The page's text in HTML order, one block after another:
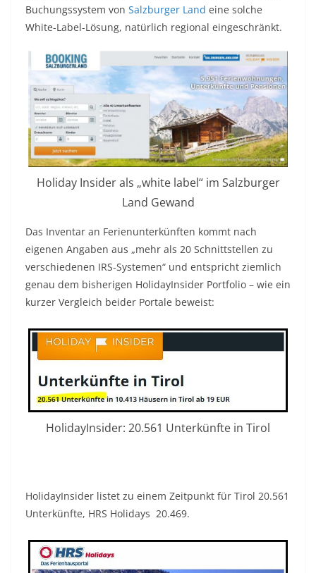
Buchungssystem von Salzburger Land eine solche
White-Label-Lösung, natürlich regional eingeschränkt.
Holiday Insider als „white label“ im Salzburger
Land Gewand
Das Inventar an Ferienunterkünften kommt nach
eigenen Angaben aus „mehr als 20 Schnittstellen zu
verschiedenen IRS-Systemen“ und entspricht ziemlich
genau dem bisherigen HolidayInsider Portfolio – wie ein
kurzer Vergleich beider Portale beweist:
HolidayInsider: 20.561 Unterkünfte in Tirol
HolidayInsider listet zu einem Zeitpunkt für Tirol 20.561
Unterkünfte, HRS Holidays 20.469.